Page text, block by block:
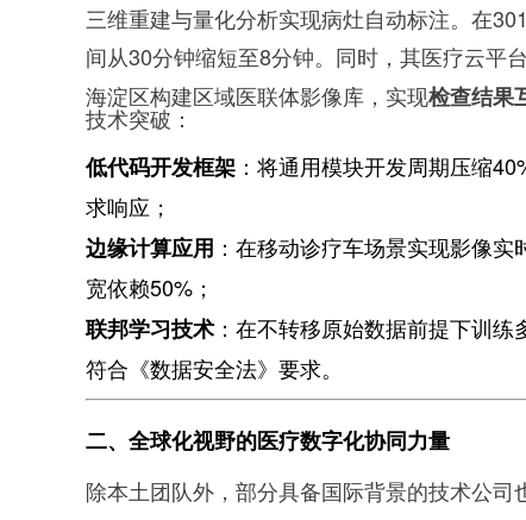
三维重建与量化分析实现病灶自动标注。在
间从30分钟缩短至8分钟。同时，其医疗云平
海淀区构建区域医联体影像库，实现检查结果
技术突破：
低代码开发框架 ：将通用模块开发周期压缩
求响应；
边缘计算应用 ：在移动诊疗车场景实现影像
宽依赖50%；
联邦学习技术 ：在不转移原始数据前提下训练
符合《数据安全法》要求。
二、全球化视野的医疗数字化协同力量
除本土团队外，部分具备国际背景的技术公司